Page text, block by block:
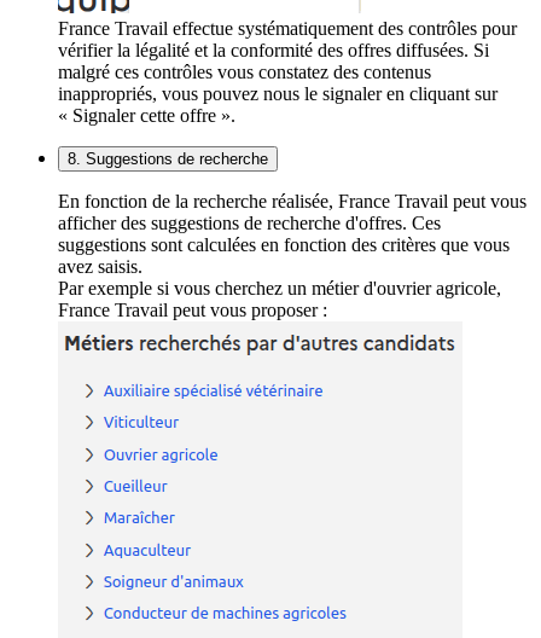
France Travail effectue systématiquement des contrôles pour
vérifier la légalité et la conformité des offres diffusées. Si
malgré ces contrôles vous constatez des contenus
inappropriés, vous pouvez nous le signaler en cliquant sur
« Signaler cette offre ».
8. Suggestions de recherche
En fonction de la recherche réalisée, France Travail peut vous
afficher des suggestions de recherche d'offres. Ces
suggestions sont calculées en fonction des critères que vous
avez saisis.
Par exemple si vous cherchez un métier d'ouvrier agricole,
France Travail peut vous proposer :